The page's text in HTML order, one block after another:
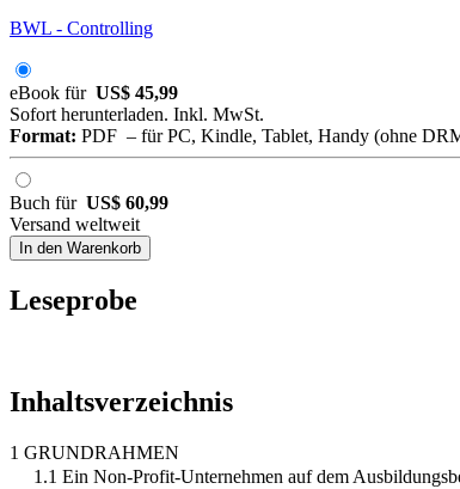
BWL - Controlling
eBook für US$ 45,99
Sofort herunterladen. Inkl. MwSt.
Format: PDF – für PC, Kindle, Tablet, Handy (ohne
Buch für US$ 60,99
Versand weltweit
In den Warenkorb
Leseprobe
Inhaltsverzeichnis
1 GRUNDRAHMEN
1.1 Ein Non-Profit-Unternehmen auf dem